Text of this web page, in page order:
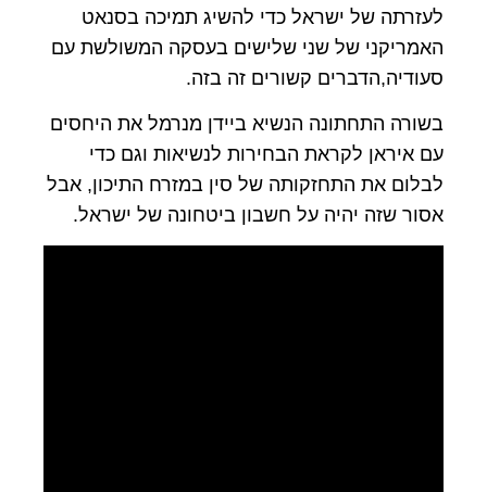
לעזרתה של ישראל כדי להשיג תמיכה בסנאט
האמריקני של שני שלישים בעסקה המשולשת עם
סעודיה,הדברים קשורים זה בזה.
בשורה התחתונה הנשיא ביידן מנרמל את היחסים
עם איראן לקראת הבחירות לנשיאות וגם כדי
לבלום את התחזקותה של סין במזרח התיכון, אבל
אסור שזה יהיה על חשבון ביטחונה של ישראל.